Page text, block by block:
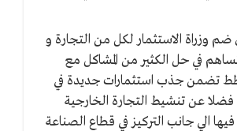
ضم وزراة الاستثمار لكل من التجارة و
في حل الكثير من المشاكل مع
تضمن جذب استثمارات جديدة في
عن تنشيط التجارة الخارجية
فيها الي جانب التركيز في قطاع الصناعة